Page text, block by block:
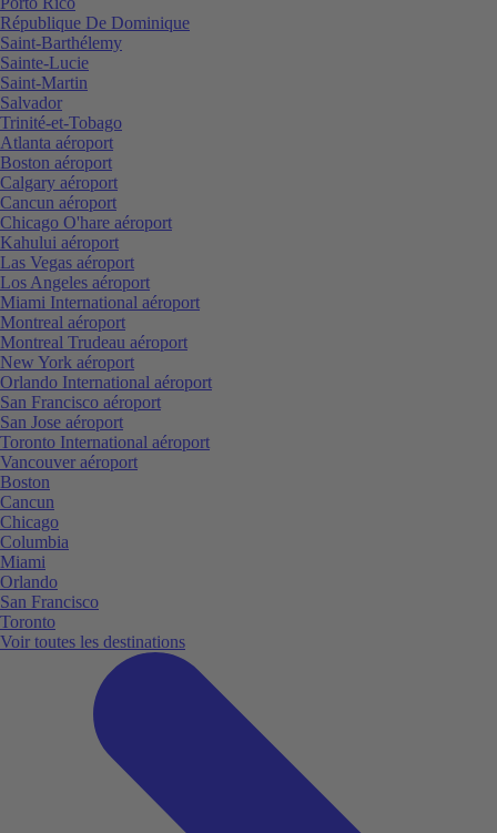
République De Dominique
Saint-Barthélemy
Sainte-Lucie
Saint-Martin
Salvador
Trinité-et-Tobago
Atlanta aéroport
Boston aéroport
Calgary aéroport
Cancun aéroport
Chicago O'hare aéroport
Kahului aéroport
Las Vegas aéroport
Los Angeles aéroport
Miami International aéroport
Montreal aéroport
Montreal Trudeau aéroport
New York aéroport
Orlando International aéroport
San Francisco aéroport
San Jose aéroport
Toronto International aéroport
Vancouver aéroport
Boston
Cancun
Chicago
Columbia
Miami
Orlando
San Francisco
Toronto
Voir toutes les destinations